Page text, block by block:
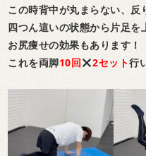
この時背中が丸まらない、反
四つん這いの状態から片足を
お尻痩せの効果もあります！
これを両脚10回 2セット行